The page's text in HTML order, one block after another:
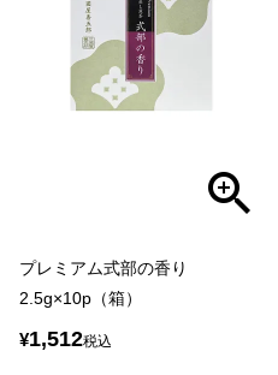
プレミアム式部の香り
2.5g×10p（箱）
¥1,512税込